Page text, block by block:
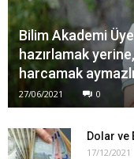
Bilim Akademi
hazırlamak yerine,
harcamak
27/06/2021 0
Dolar ve
17/12/2021